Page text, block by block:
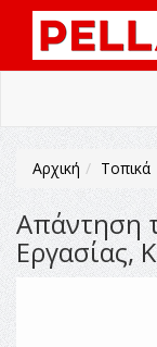
Αρχική Τοπικά
Απάντηση
Εργασίας,